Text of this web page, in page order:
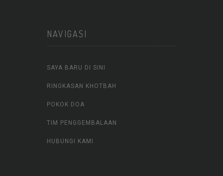
NAVIGASI
SAYA BARU DI SINI
RINGKASAN KHOTBAH
POKOK DOA
TIM PENGGEMBALAAN
HUBUNGI KAMI